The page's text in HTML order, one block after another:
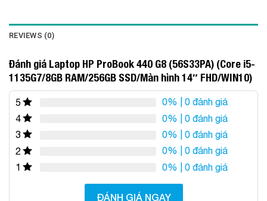
REVIEWS (0)
Đánh giá Laptop HP ProBook 440 G8 (56S33PA) (Core i5-
1135G7/8GB RAM/256GB SSD/Màn hình 14″ FHD/WIN10)
5 0% | 0 đánh giá
4
0% | 0 đánh giá
3
0% | 0 đánh giá
2
0% | 0 đánh giá
1
0% | 0 đánh giá
ĐÁNH GIÁ NGAY